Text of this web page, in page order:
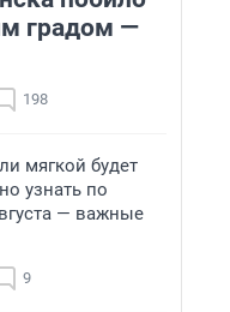
градом —
198
мягкой будет
узнать по
— важные
9